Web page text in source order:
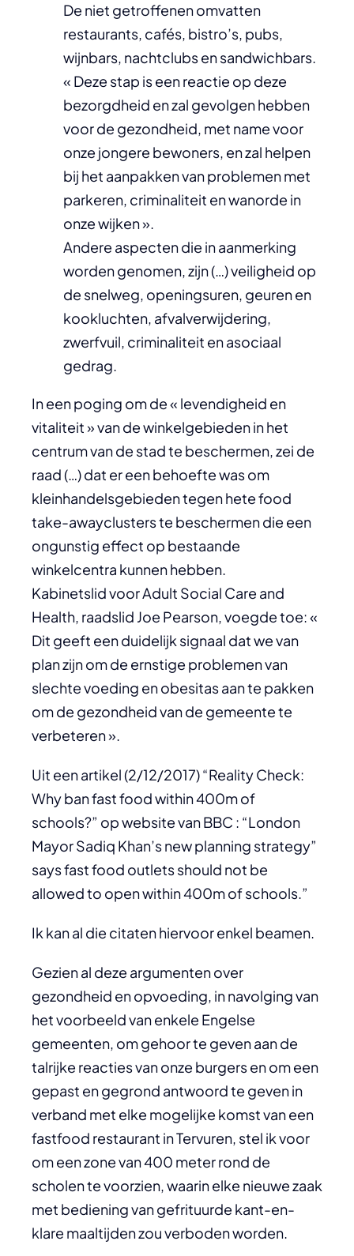
De niet getroffenen omvatten
restaurants, cafés, bistro’s, pubs,
wijnbars, nachtclubs en sandwichbars.
« Deze stap is een reactie op deze
bezorgdheid en zal gevolgen hebben
voor de gezondheid, met name voor
onze jongere bewoners, en zal helpen
bij het aanpakken van problemen met
parkeren, criminaliteit en wanorde in
onze wijken ».
Andere aspecten die in aanmerking
worden genomen, zijn (…) veiligheid op
de snelweg, openingsuren, geuren en
kookluchten, afvalverwijdering,
zwerfvuil, criminaliteit en asociaal
gedrag.
In een poging om de « levendigheid en
vitaliteit » van de winkelgebieden in het
centrum van de stad te beschermen, zei de
raad (…) dat er een behoefte was om
kleinhandelsgebieden tegen hete food
take-awayclusters te beschermen die een
ongunstig effect op bestaande
winkelcentra kunnen hebben.
Kabinetslid voor Adult Social Care and
Health, raadslid Joe Pearson, voegde toe: «
Dit geeft een duidelijk signaal dat we van
plan zijn om de ernstige problemen van
slechte voeding en obesitas aan te pakken
om de gezondheid van de gemeente te
verbeteren ».
Uit een artikel (2/12/2017) “Reality Check:
Why ban fast food within 400m of
schools?” op website van BBC : “London
Mayor Sadiq Khan’s new planning strategy”
says fast food outlets should not be
allowed to open within 400m of schools.”
Ik kan al die citaten hiervoor enkel beamen.
Gezien al deze argumenten over
gezondheid en opvoeding, in navolging van
het voorbeeld van enkele Engelse
gemeenten, om gehoor te geven aan de
talrijke reacties van onze burgers en om een
gepast en gegrond antwoord te geven in
verband met elke mogelijke komst van een
fastfood restaurant in Tervuren, stel ik voor
om een zone van 400 meter rond de
scholen te voorzien, waarin elke nieuwe zaak
met bediening van gefrituurde kant-en-
klare maaltijden zou verboden worden.